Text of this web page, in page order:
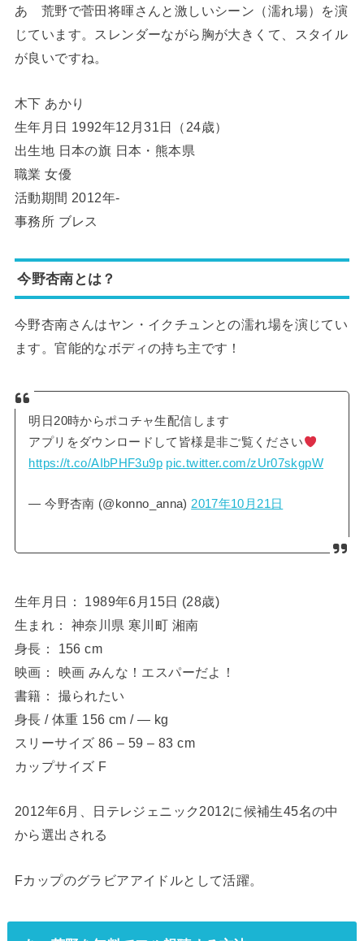
あゝ荒野で菅田将暉さんと激しいシーン（濡れ場）を演
じています。スレンダーながら胸が大きくて、スタイル
が良いですね。
木下 あかり
生年月日 1992年12月31日（24歳）
出生地 日本の旗 日本・熊本県
職業 女優
活動期間 2012年-
事務所 ブレス
今野杏南とは？
今野杏南さんはヤン・イクチュンとの濡れ場を演じてい
ます。官能的なボディの持ち主です！
明日20時からポコチャ生配信します
アプリをダウンロードして皆様是非ご覧ください
https://t.co/AIbPHF3u9p pic.twitter.com/zUr07skgpW
— 今野杏南 (@konno_anna) 2017年10月21日
生年月日： 1989年6月15日 (28歳)
生まれ： 神奈川県 寒川町 湘南
身長： 156 cm
映画： 映画 みんな！エスパーだよ！
書籍： 撮られたい
身長 / 体重 156 cm / ― kg
スリーサイズ 86 – 59 – 83 cm
カップサイズ F
2012年6月、日テレジェニック2012に候補生45名の中
から選出される
Fカップのグラビアアイドルとして活躍。